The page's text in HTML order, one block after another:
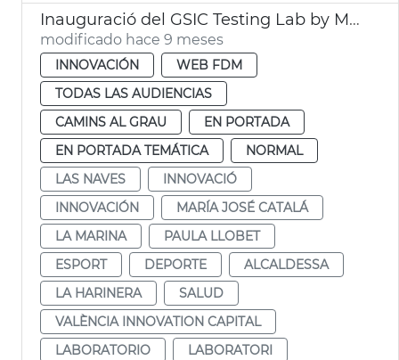
Inauguració del GSIC Testing Lab by Microsoft
modificado hace 9 meses
INNOVACIÓN
WEB FDM
TODAS LAS AUDIENCIAS
CAMINS AL GRAU
EN PORTADA
EN PORTADA TEMÁTICA
NORMAL
LAS NAVES
INNOVACIÓ
INNOVACIÓN
MARÍA JOSÉ CATALÁ
LA MARINA
PAULA LLOBET
ESPORT
DEPORTE
ALCALDESSA
LA HARINERA
SALUD
VALÈNCIA INNOVATION CAPITAL
LABORATORIO
LABORATORI